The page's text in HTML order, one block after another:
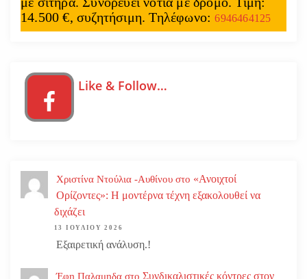
14.500 €, συζητήσιμη. Τηλέφωνο:6946464125
Like & Follow…
Χριστίνα Ντούλια -Αυθίνου στο «Ανοιχτοί
Ορίζοντες»: Η μοντέρνα τέχνη εξακολουθεί να
διχάζει
13 ΙΟΥΛΊΟΥ 2026
Εξαιρετική ανάλυση.!
Έφη Παλαμηδα στο Συνδικαλιστικές κόντρες στον